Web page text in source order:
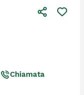
Chiamata